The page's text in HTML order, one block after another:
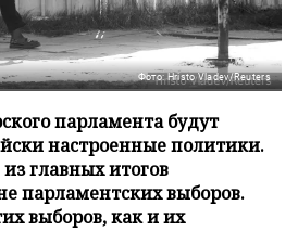
Фото: Hristo Vladev/Reuters
парламента будут
настроенные политики.
главных итогов
парламентских выборов.
выборов, как и их